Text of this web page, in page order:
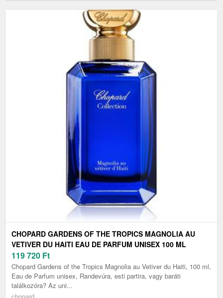
CHOPARD GARDENS OF THE TROPICS MAGNOLIA AU
VETIVER DU HAITI EAU DE PARFUM UNISEX 100 ML
119 720 Ft
Chopard Gardens of the Tropics Magnolia au Vetiver du Haiti, 100 ml,
Eau de Parfum unisex, Randevúra, esti partira, vagy baráti
találkozóra? Az uni...